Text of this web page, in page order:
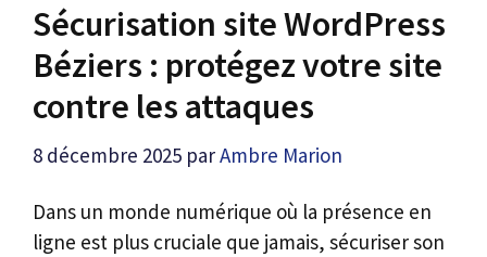
Sécurisation site WordPress
Béziers : protégez votre site
contre les attaques
8 décembre 2025 parAmbre Marion
Dans un monde numérique où la présence en
ligne est plus cruciale que jamais, sécuriser son